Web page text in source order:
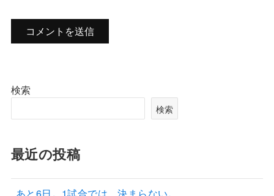
検索
検索
最近の投稿
あと6日。1試合では、決まらない。